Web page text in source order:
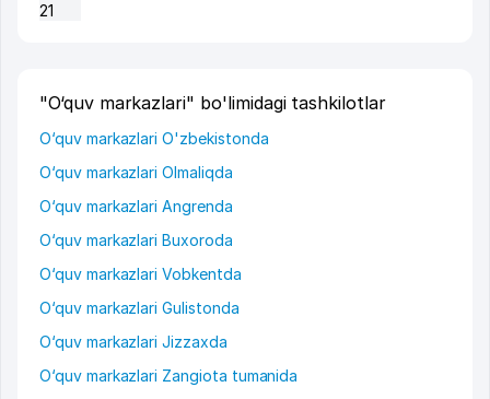
21
"O‘quv markazlari" bo'limidagi tashkilotlar
O‘quv markazlari O'zbekistonda
O‘quv markazlari Olmaliqda
O‘quv markazlari Angrenda
O‘quv markazlari Buxoroda
O‘quv markazlari Vobkentda
O‘quv markazlari Gulistonda
O‘quv markazlari Jizzaxda
O‘quv markazlari Zangiota tumanida